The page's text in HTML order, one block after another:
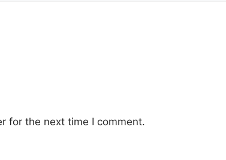
for the next time I comment.